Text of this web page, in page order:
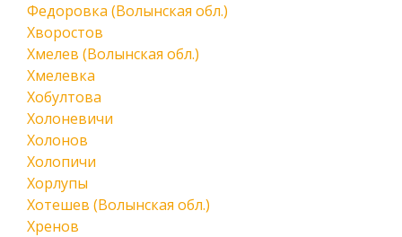
Федоровка (Волынская обл.)
Хворостов
Хмелев (Волынская обл.)
Хмелевка
Хобултова
Холоневичи
Холонов
Холопичи
Хорлупы
Хотешев (Волынская обл.)
Хренов